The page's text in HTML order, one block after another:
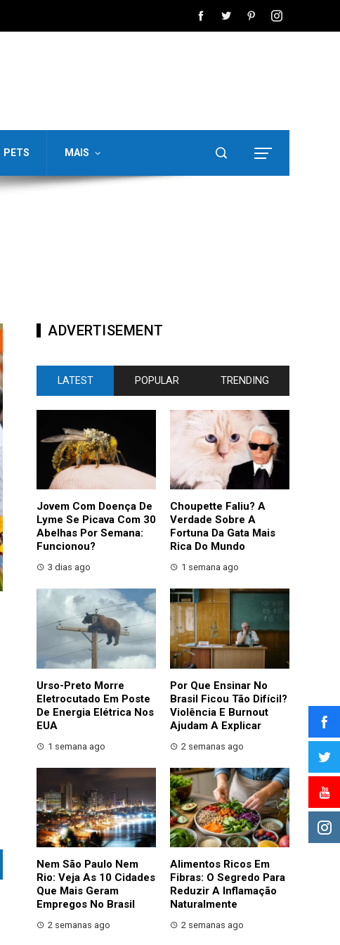
PETS MAIS
ADVERTISEMENT
LATEST POPULAR TRENDING
Jovem Com Doença De
Lyme Se Picava Com 30
Abelhas Por Semana:
Funcionou?
3 dias ago
Choupette Faliu? A
Verdade Sobre A
Fortuna Da Gata Mais
Rica Do Mundo
1 semana ago
Urso-Preto Morre
Eletrocutado Em Poste
De Energia Elétrica Nos
EUA
1 semana ago
Por Que Ensinar No
Brasil Ficou Tão Difícil?
Violência E Burnout
Ajudam A Explicar
2 semanas ago
Nem São Paulo Nem
Rio: Veja As 10 Cidades
Que Mais Geram
Empregos No Brasil
2 semanas ago
Alimentos Ricos Em
Fibras: O Segredo Para
Reduzir A Inflamação
Naturalmente
2 semanas ago